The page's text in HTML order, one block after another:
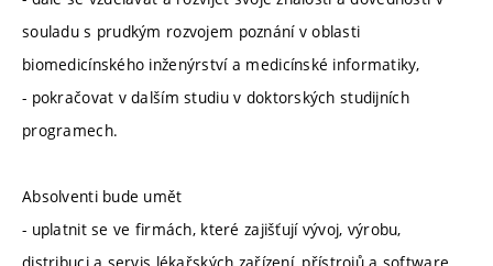
souladu s prudkým rozvojem poznání v oblasti
biomedicínského inženýrství a medicínské informatiky,
- pokračovat v dalším studiu v doktorských studijních
programech.
Absolventi bude umět
- uplatnit se ve firmách, které zajišťují vývoj, výrobu,